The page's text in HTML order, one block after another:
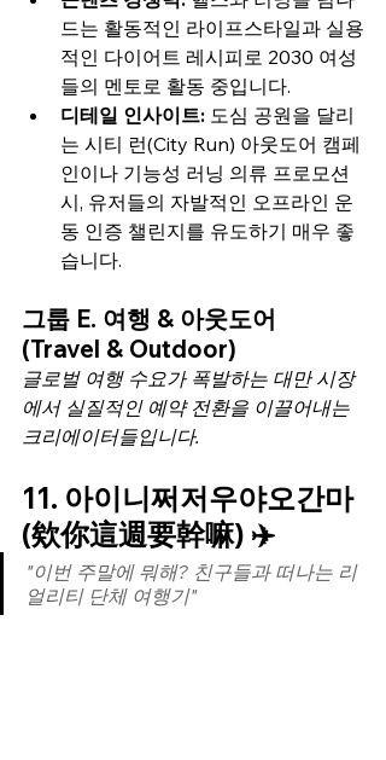
드는 활동적인 라이프스타일과 실용
적인 다이어트 레시피로 2030 여성
들의 멘토로 활동 중입니다.
디테일 인사이트: 도심 공원을 달리
는 시티 런(City Run) 아웃도어 캠페
인이나 기능성 러닝 의류 프로모션
시, 유저들의 자발적인 오프라인 운
동 인증 챌린지를 유도하기 매우 좋
습니다.
그룹 E. 여행 & 아웃도어
(Travel & Outdoor)
글로벌 여행 수요가 폭발하는 대만 시장
에서 실질적인 예약 전환을 이끌어내는
크리에이터들입니다.
11. 아이니쩌저우야오간마
(欸你這週要幹嘛) ✈️
"이번 주말에 뭐해? 친구들과 떠나는 리
얼리티 단체 여행기"